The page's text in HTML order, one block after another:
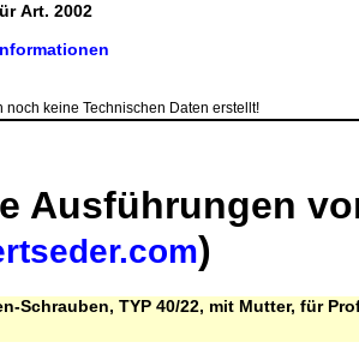
Art. 2002
noch keine Technischen Daten erstellt!
Ausführungen
)
Schrauben, TYP 40/22, mit Mutter, für